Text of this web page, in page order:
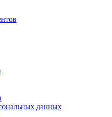
данных